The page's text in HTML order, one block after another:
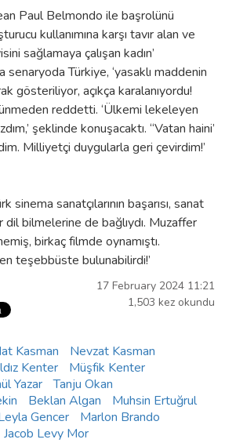
Paul Belmondo ile başrolünü
kullanımına karşı tavır alan ve
sağlamaya çalışan kadın’
Türkiye, ‘yasaklı maddenin
gösteriliyor, açıkça karalanıyordu!
reddetti. ‘Ülkemi lekeleyen
şeklinde konuşacaktı. ‘‘Vatan haini’
Milliyetçi duygularla geri çevirdim!’
sinema sanatçılarının başarısı, sanat
bilmelerine de bağlıydı. Muzaffer
birkaç filmde oynamıştı.
teşebbüste bulunabilirdi!’
17 February 2024 11:21
1,503 kez okundu
Kasman
Nevzat Kasman
Kenter
Müşfik Kenter
Yazar
Tanju Okan
Beklan Algan
Muhsin Ertuğrul
Gencer
Marlon Brando
Jacob Levy Mor